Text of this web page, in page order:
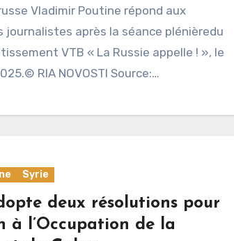
Vladimir Poutine répond aux
journalistes après la séance plénièredu
VTB « La Russie appelle ! », le
RIA NOVOSTI Source:…
Syrie
deux résolutions pour
à l’Occupation de la